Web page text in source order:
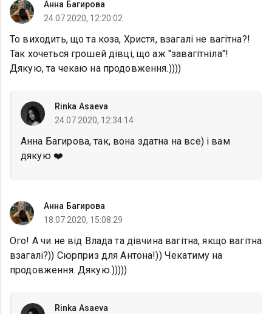
Анна Багирова
24.07.2020, 12:20:02
То виходить, що та коза, Христя, взагалі не вагітна?!
Так хочеться грошей дівці, що аж "завагітніла"!
Дякую, та чекаю на продовження.))))
Rinka Asaeva
24.07.2020, 12:34:14
Анна Багирова, так, вона здатна на все) і вам
дякую ❤️
Анна Багирова
18.07.2020, 15:08:29
Ого! А чи не від Влада та дівчина вагітна, якщо вагітна
взагалі?)) Сюрприз для Антона!)) Чекатиму на
продовження. Дякую.)))))
Rinka Asaeva